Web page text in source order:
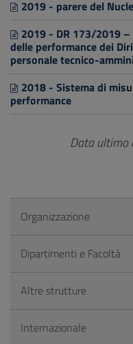
2019 - parere del
2019 - DR 173/2019
delle performance dei
personale tecnico-
2018 - Sistema di
performance
Data ultimo
Organizzazione
Dipartimenti e Facoltà
Altre strutture
Internazionale